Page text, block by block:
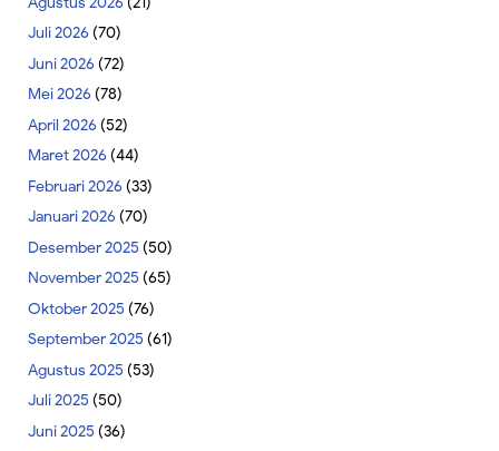
Juli 2026 (70)
Juni 2026 (72)
Mei 2026 (78)
April 2026 (52)
Maret 2026 (44)
Februari 2026 (33)
Januari 2026 (70)
Desember 2025 (50)
November 2025 (65)
Oktober 2025 (76)
September 2025 (61)
Agustus 2025 (53)
Juli 2025 (50)
Juni 2025 (36)